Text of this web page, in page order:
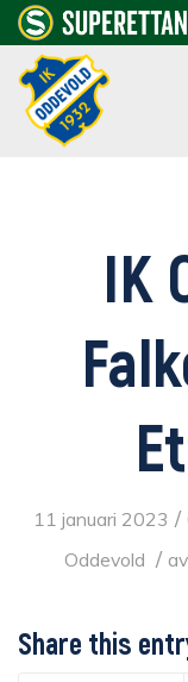
IK
11 januari 2023 /
Oddevold / av
Share this